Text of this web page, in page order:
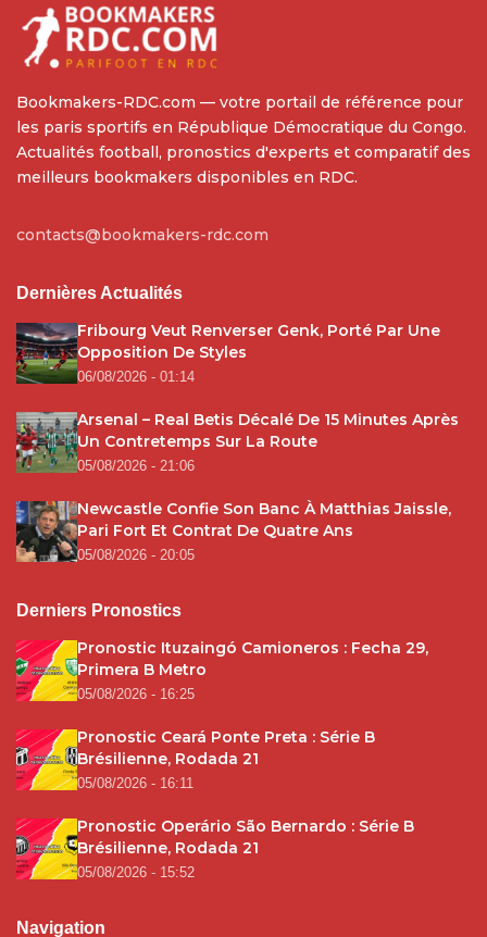
Bookmakers-RDC.com — votre portail de référence pour
les paris sportifs en République Démocratique du Congo.
Actualités football, pronostics d'experts et comparatif des
meilleurs bookmakers disponibles en RDC.
contacts@bookmakers-rdc.com
Dernières Actualités
Fribourg Veut Renverser Genk, Porté Par Une
Opposition De Styles
06/08/2026 - 01:14
Arsenal – Real Betis Décalé De 15 Minutes Après
Un Contretemps Sur La Route
05/08/2026 - 21:06
Newcastle Confie Son Banc À Matthias Jaissle,
Pari Fort Et Contrat De Quatre Ans
05/08/2026 - 20:05
Derniers Pronostics
Pronostic Ituzaingó Camioneros : Fecha 29,
Primera B Metro
05/08/2026 - 16:25
Pronostic Ceará Ponte Preta : Série B
Brésilienne, Rodada 21
05/08/2026 - 16:11
Pronostic Operário São Bernardo : Série B
Brésilienne, Rodada 21
05/08/2026 - 15:52
Navigation